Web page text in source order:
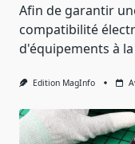
Afin de garantir
compatibilité
d'équipements à
Edition MagInfo